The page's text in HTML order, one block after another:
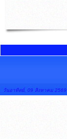
วันอาทิตย์, 09 สิงหาคม 2569